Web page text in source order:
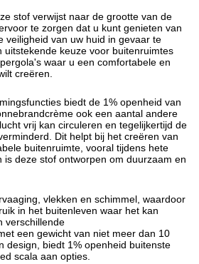
stof verwijst naar de grootte van de
te zorgen dat u kunt genieten van
veiligheid van uw huid in gevaar te
uitstekende keuze voor buitenruimtes
waar u een comfortabele en
creëren.
biedt de 1% openheid van
ook een aantal andere
vrij kan circuleren en tegelijkertijd de
Dit helpt bij het creëren van
buitenruimte, vooral tijdens hete
is deze stof ontworpen om duurzaam en
vlekken en schimmel, waardoor
in het buitenleven waar het kan
verschillende
een gewicht van niet meer dan 10
design, biedt 1% openheid buitenste
scala aan opties.